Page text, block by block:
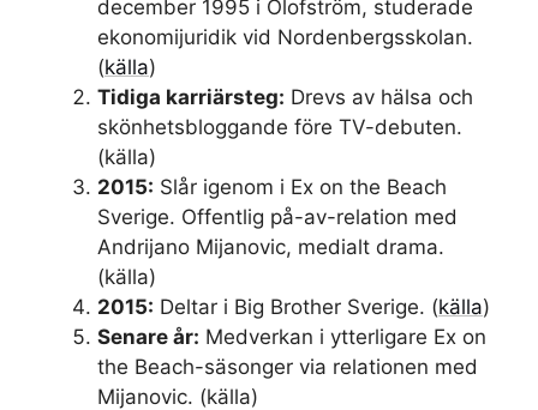
december 1995 i Olofström, studerade
ekonomijuridik vid Nordenbergsskolan.
(källa)
Tidiga karriärsteg: Drevs av hälsa och
skönhetsbloggande före TV-debuten.
(källa)
2015: Slår igenom i Ex on the Beach
Sverige. Offentlig på-av-relation med
Andrijano Mijanovic, medialt drama.
(källa)
2015: Deltar i Big Brother Sverige. (källa)
Senare år: Medverkan i ytterligare Ex on
the Beach-säsonger via relationen med
Mijanovic. (källa)